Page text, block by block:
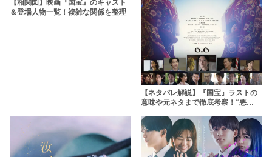
＆登場人物一覧！複雑な関係を整理
【ネタバレ解説】『国宝』ラストの
意味や元ネタまで徹底考察！“悪